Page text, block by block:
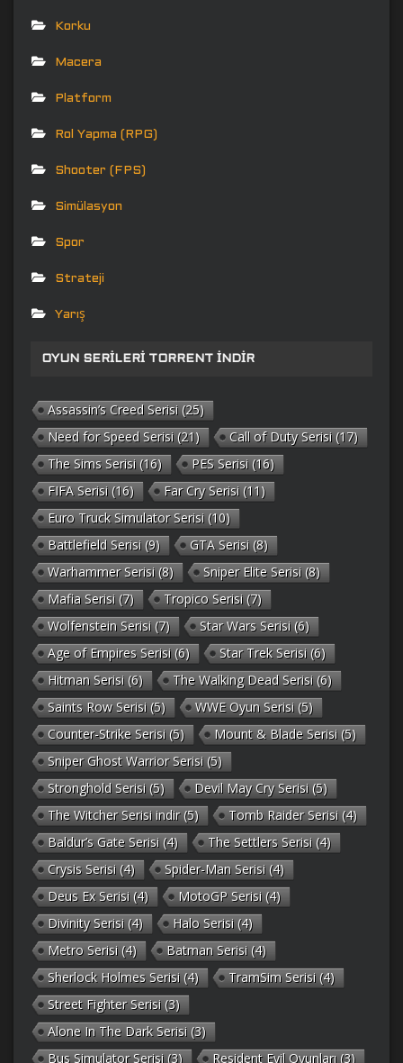
Korku
Macera
Platform
Rol Yapma (RPG)
Shooter (FPS)
Simülasyon
Spor
Strateji
Yarış
OYUN SERILERI TORRENT İNDIR
Assassin’s Creed Serisi (25)
Need for Speed Serisi (21) Call of Duty Serisi (17)
The Sims Serisi (16) PES Serisi (16)
FIFA Serisi (16) Far Cry Serisi (11)
Euro Truck Simulator Serisi (10)
Battlefield Serisi (9) GTA Serisi (8)
Warhammer Serisi (8) Sniper Elite Serisi (8)
Mafia Serisi (7) Tropico Serisi (7)
Wolfenstein Serisi (7) Star Wars Serisi (6)
Age of Empires Serisi (6) Star Trek Serisi (6)
Hitman Serisi (6) The Walking Dead Serisi (6)
Saints Row Serisi (5) WWE Oyun Serisi (5)
Counter-Strike Serisi (5) Mount & Blade Serisi (5)
Sniper Ghost Warrior Serisi (5)
Stronghold Serisi (5) Devil May Cry Serisi (5)
The Witcher Serisi indir(5) Tomb Raider Serisi (4)
Baldur’s Gate Serisi (4) The Settlers Serisi (4)
Crysis Serisi (4) Spider-Man Serisi (4)
Deus Ex Serisi (4) MotoGP Serisi (4)
Divinity Serisi (4) Halo Serisi (4)
Metro Serisi (4) Batman Serisi (4)
Sherlock Holmes Serisi (4) TramSim Serisi (4)
Street Fighter Serisi (3)
Alone In The Dark Serisi (3)
Bus Simulator Serisi (3) Resident Evil Oyunları (3)